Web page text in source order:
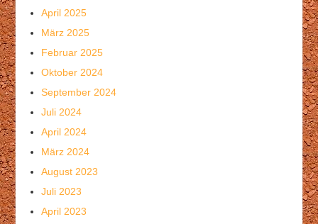
April 2025
März 2025
Februar 2025
Oktober 2024
September 2024
Juli 2024
April 2024
März 2024
August 2023
Juli 2023
April 2023